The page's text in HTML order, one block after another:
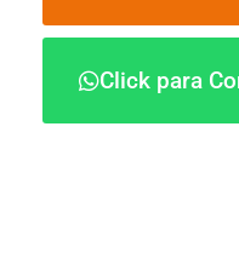
Click para